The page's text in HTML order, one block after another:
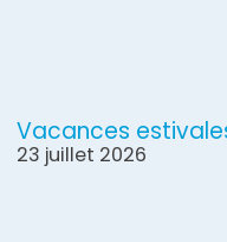
Vacances
23 juillet 2026